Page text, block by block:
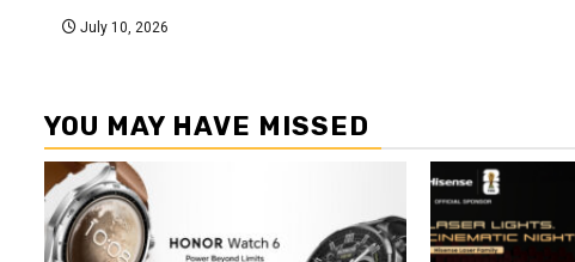
July 10, 2026
YOU MAY HAVE MISSED